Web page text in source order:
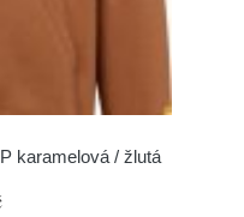
karamelová / žlutá